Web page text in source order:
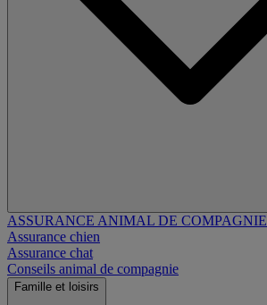
ASSURANCE ANIMAL DE COMPAGNIE
Assurance chien
Assurance chat
Conseils animal de compagnie
Famille et loisirs